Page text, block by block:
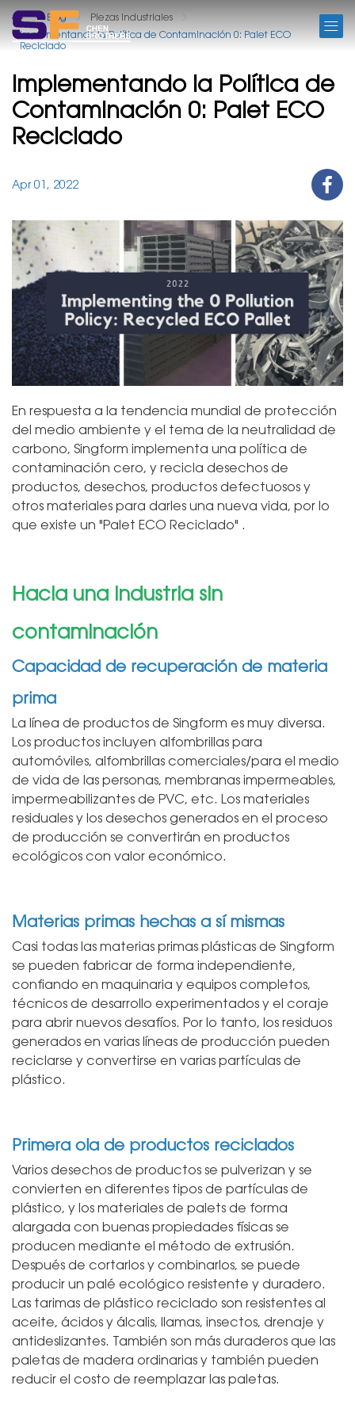
Blog
Piezas Industriales
Implementando la Política de Contaminación 0: Palet ECO
Reciclado
Implementando la Política de
Contaminación 0: Palet ECO
Reciclado
Apr 01, 2022
En respuesta a la tendencia mundial de protección
del medio ambiente y el tema de la neutralidad de
carbono, Singform implementa una política de
contaminación cero, y recicla desechos de
productos, desechos, productos defectuosos y
otros materiales para darles una nueva vida, por lo
que existe un "Palet ECO Reciclado" .
Hacia una industria sin
contaminación
Capacidad de recuperación de materia
prima
La línea de productos de Singform es muy diversa.
Los productos incluyen alfombrillas para
automóviles, alfombrillas comerciales/para el medio
de vida de las personas, membranas impermeables,
impermeabilizantes de PVC, etc. Los materiales
residuales y los desechos generados en el proceso
de producción se convertirán en productos
ecológicos con valor económico.
Materias primas hechas a sí mismas
Casi todas las materias primas plásticas de Singform
se pueden fabricar de forma independiente,
confiando en maquinaria y equipos completos,
técnicos de desarrollo experimentados y el coraje
para abrir nuevos desafíos. Por lo tanto, los residuos
generados en varias líneas de producción pueden
reciclarse y convertirse en varias partículas de
plástico.
Primera ola de productos reciclados
Varios desechos de productos se pulverizan y se
convierten en diferentes tipos de partículas de
plástico, y los materiales de palets de forma
alargada con buenas propiedades físicas se
producen mediante el método de extrusión.
Después de cortarlos y combinarlos, se puede
producir un palé ecológico resistente y duradero.
Las tarimas de plástico reciclado son resistentes al
aceite, ácidos y álcalis, llamas, insectos, drenaje y
antideslizantes. También son más duraderos que las
paletas de madera ordinarias y también pueden
reducir el costo de reemplazar las paletas.